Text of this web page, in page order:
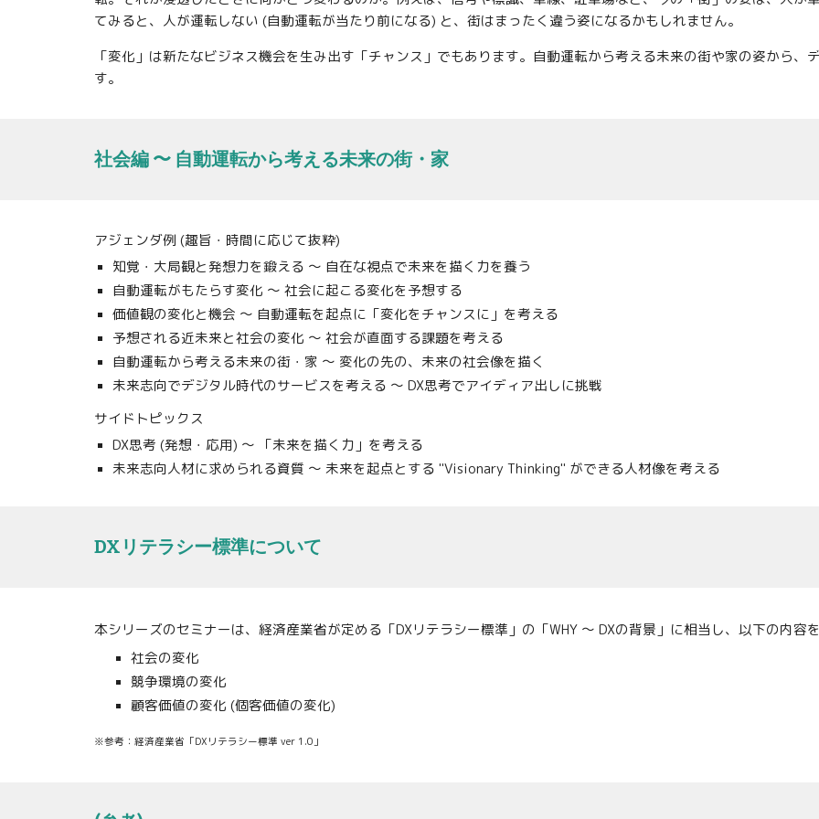
てみると、人が運転しない (自動運転が当たり前になる) と、街はまったく違う姿になるかもしれません。
「変化」は新たなビジネス機会を生み出す「チャンス」でもあります。自動運転から考える未来の街や家の姿から、
す。
社会編 〜 自動運転から考える未来の街・家
アジェンダ例 (趣旨・時間に応じて抜粋)
知覚・大局観と発想力を鍛える 〜 自在な視点で未来を描く力を養う
自動運転がもたらす変化 〜 社会に起こる変化を予想する
価値観の変化と機会 〜 自動運転を起点に「変化をチャンスに」を考える
予想される近未来と社会の変化 〜 社会が直面する課題を考える
自動運転から考える未来の街・家 〜 変化の先の、未来の社会像を描く
未来志向でデジタル時代のサービスを考える 〜 DX思考でアイディア出しに挑戦
サイドトピックス
DX思考 (発想 ・ 応用) 〜 「未来を描く 力」を考える
未来志向人材に求められる資質 〜 未来を起点とする "Visionary Thinking" ができる人材像を考える
DXリテラシー標準について
本シリーズのセミナーは、経済産業省が定める「DXリテラシー標準」の「WHY 〜 DXの背景」に相当し、以下の内容を
社会の変化
競争環境の変化
顧客価値の変化 (個客価値の変化)
※参考： 経済産業省「DXリテラシー標準 ver 1.0」